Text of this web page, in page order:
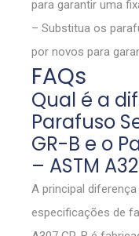
para garantir uma
– Substitua os
por novos para
FAQs
Qual é a
Parafuso
GR-B e o
– ASTM
A principal
especificações de